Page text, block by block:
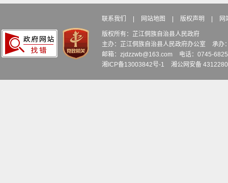
联系我们 网站地图 版权声明 网
版权所有：芷江侗族自治县人民政府
主办：芷江侗族自治县人民政府办公室
承办
邮箱：zjdzzwb@163.com
电话：0745-
湘ICP备13003842号-1
湘公网安备